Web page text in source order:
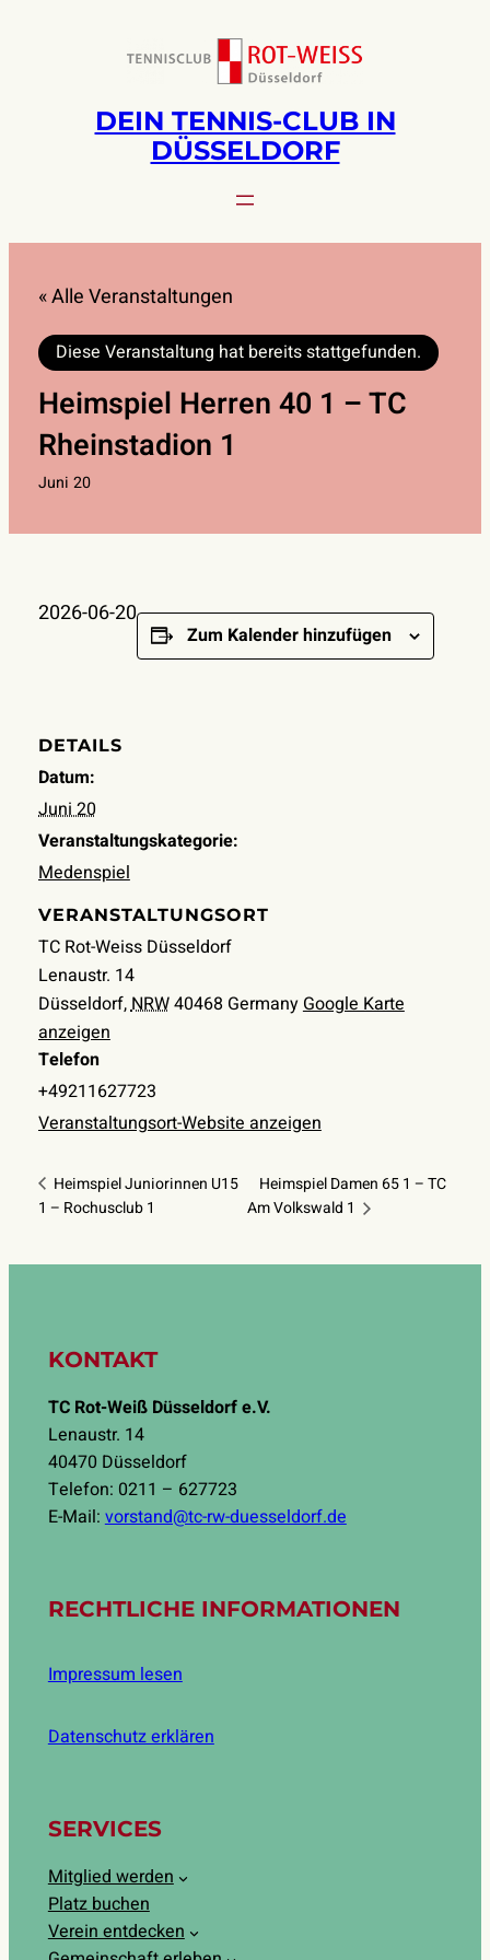
DEIN TENNIS-CLUB IN
DÜSSELDORF
« Alle Veranstaltungen
Diese Veranstaltung hat bereits stattgefunden.
Heimspiel Herren 40 1 – TC
Rheinstadion 1
Juni 20
2026-06-20
Zum Kalender hinzufügen
DETAILS
Datum:
Juni 20
Veranstaltungskategorie:
Medenspiel
VERANSTALTUNGSORT
TC Rot-Weiss Düsseldorf
Lenaustr. 14
Düsseldorf,NRW40468 GermanyGoogle Karte
anzeigen
Telefon
+49211627723
Veranstaltungsort-Website anzeigen
Heimspiel Juniorinnen U15
1 – Rochusclub 1
Heimspiel Damen 65 1 – TC
Am Volkswald 1
KONTAKT
TC Rot-Weiß Düsseldorf e.V.
Lenaustr. 14
40470 Düsseldorf
Telefon: 0211 – 627723
E-Mail:vorstand@tc-rw-duesseldorf.de
RECHTLICHE INFORMATIONEN
Impressum lesen
Datenschutz erklären
SERVICES
Mitglied werden
Platz buchen
Verein entdecken